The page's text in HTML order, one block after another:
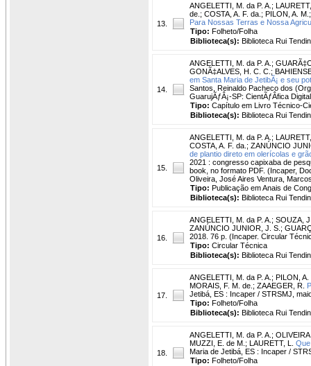
13.
ANGELETTI, M. da P. A. ;
de. ; COSTA, A. F. da. ; PILON, A. M.
Para Nossas Terras e Nossa
Tipo: Folheto/Folha
Biblioteca(s): Biblioteca Rui
14.
ANGELETTI, M. da P. A. ;
GONÃ‡ALVES, H. C. C. ;
em Santa Maria de JetibÃ¡ e seu
Santos, Reinaldo Pacheco dos
GuarujÃƒÂ¡-SP: CientÃƒÂ­fica
Tipo: Capítulo em Livro Técnico-
Biblioteca(s): Biblioteca Rui
15.
ANGELETTI, M. da P. A. ;
COSTA, A. F. da. ; ZANÚNCIO
de plantio direto em olerícolas e
2021 : congresso capixaba de
book, no formato PDF. (Incaper,
Oliveira, José Aires Ventura,
Tipo: Publicação em Anais de
Biblioteca(s): Biblioteca Rui
16.
ANGELETTI, M. da P. A. ; SOUZA,
ZANÚNCIO JUNIOR, J. S. ;
2018. 76 p. (Incaper. Circular
Tipo: Circular Técnica
Biblioteca(s): Biblioteca Rui
17.
ANGELETTI, M. da P. A. ; PILON, A.
MORAIS, F. M. de. ; ZAAEGER, R.
Jetibá, ES : Incaper / STRSMJ,
Tipo: Folheto/Folha
Biblioteca(s): Biblioteca Rui
18.
ANGELETTI, M. da P. A. ;
MUZZI, E. de M. ; LAURETT, L.
Maria de Jetibá, ES : Incaper /
Tipo: Folheto/Folha